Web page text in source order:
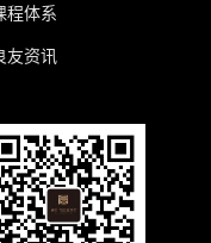
程体系
友资讯